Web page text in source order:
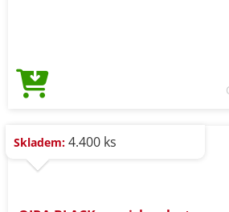
Skladem: 4.400 ks